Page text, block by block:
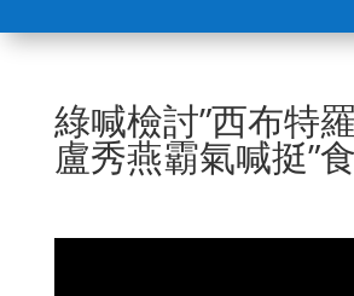
綠喊檢討”西布特
盧秀燕霸氣喊挺”